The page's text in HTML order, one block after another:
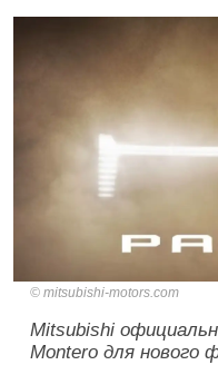
mitsubishi-motors.com
Mitsubishi
Montero для нового